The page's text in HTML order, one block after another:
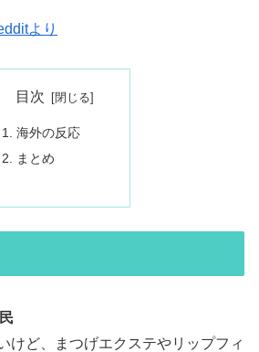
より
目次
海外の反応
まとめ
けど、まつげエクステやリップフィ